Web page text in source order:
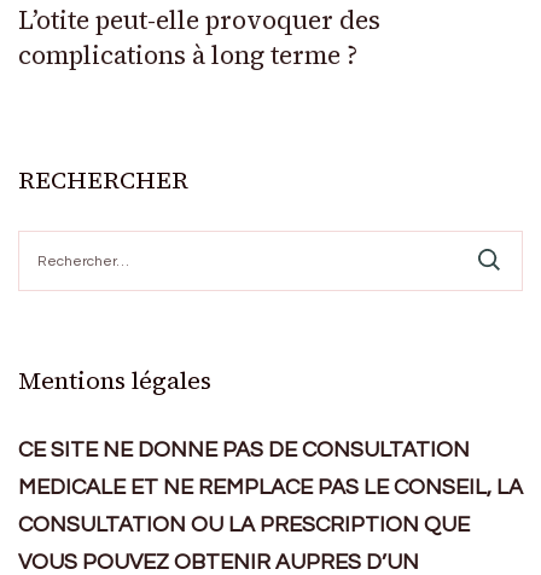
L’otite peut-elle provoquer des
complications à long terme ?
RECHERCHER
Mentions légales
CE SITE NE DONNE PAS DE CONSULTATION
MEDICALE ET NE REMPLACE PAS LE CONSEIL, LA
CONSULTATION OU LA PRESCRIPTION QUE
VOUS POUVEZ OBTENIR AUPRES D’UN